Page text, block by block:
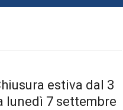
estiva dal 3
lunedì 7 settembre